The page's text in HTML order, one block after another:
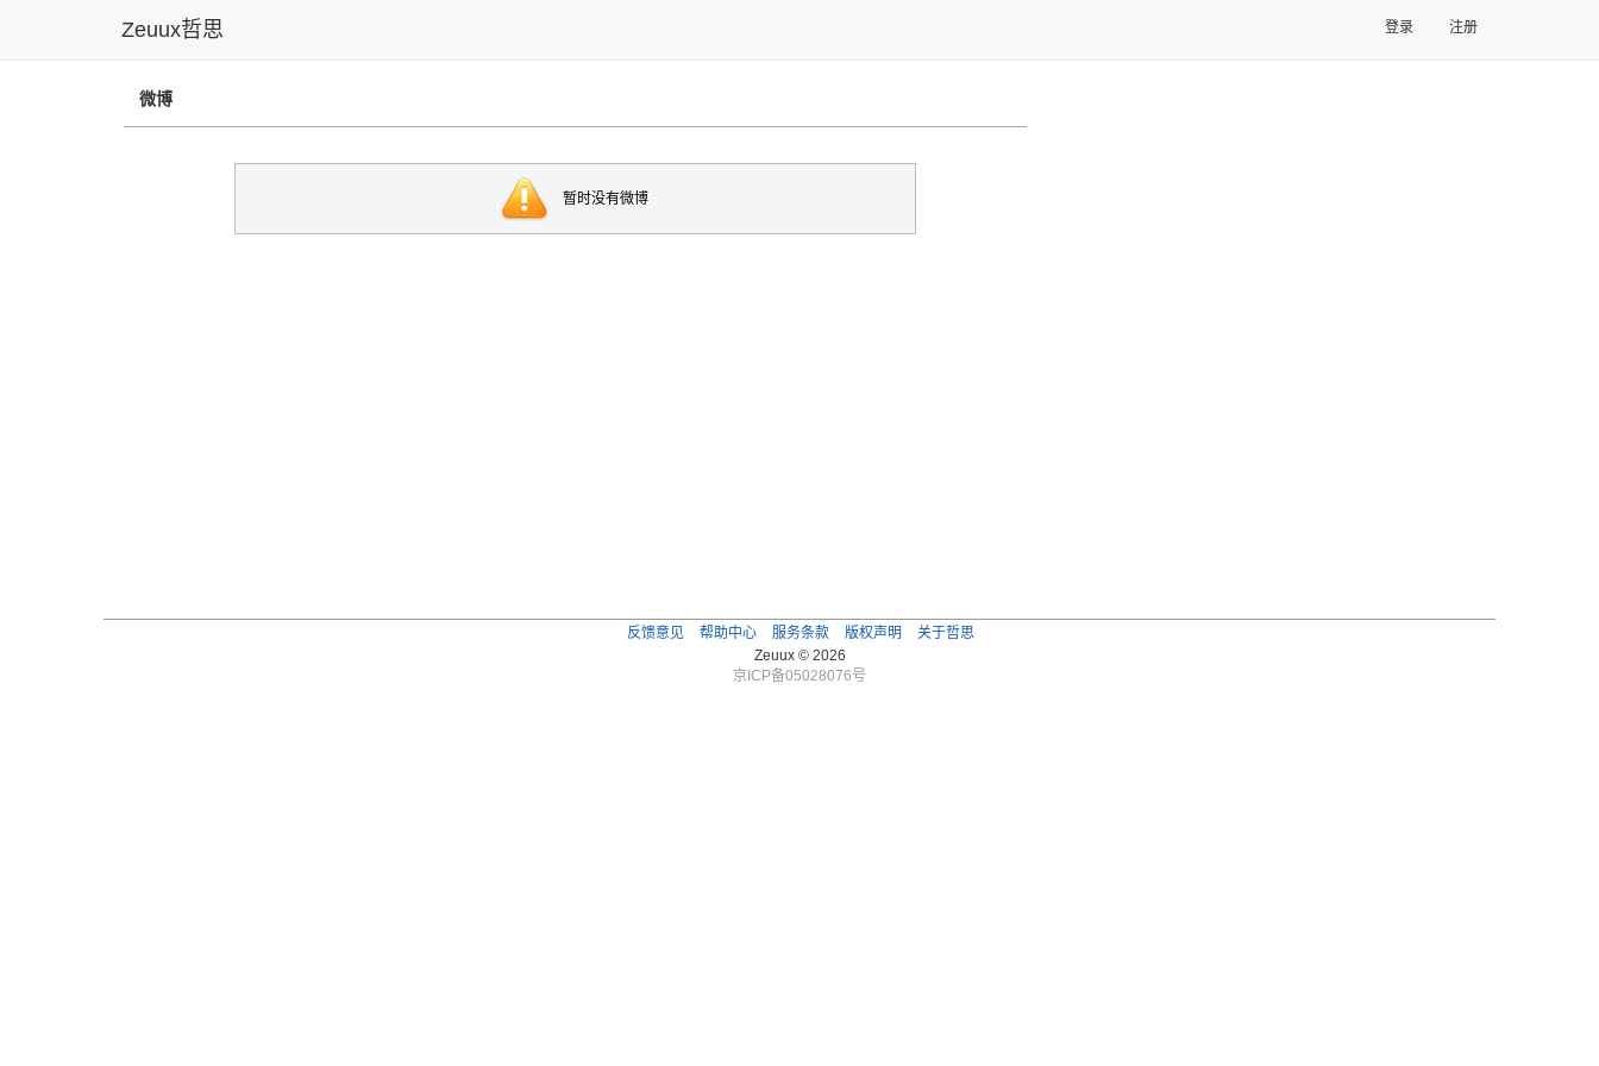
Zeuux哲思 登录 注册
微博
暂时没有微博
反馈意见 帮助中心 服务条款 版权声明
关于哲思
Zeuux © 2026
京ICP备05028076号